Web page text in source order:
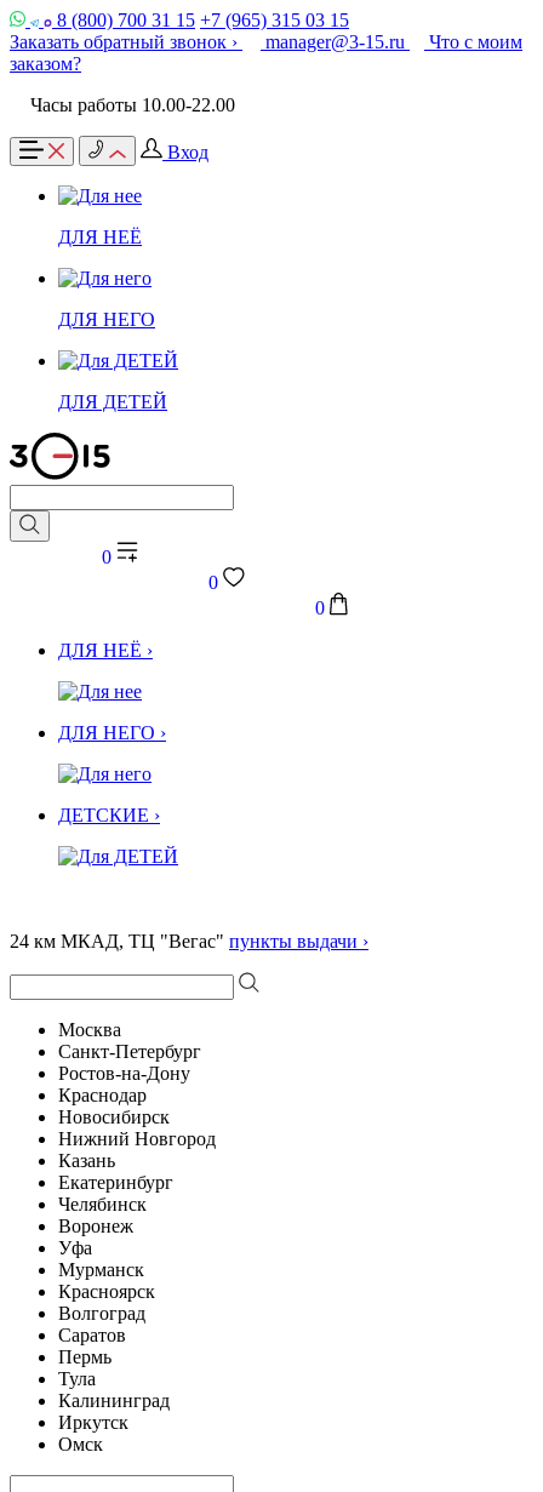
8 (800) 700 31 15 +7 (965) 315 03 15
Заказать обратный звонок ›
manager@3-15.ru
Что с моим
заказом?
Часы работы 10.00-22.00
Вход
ДЛЯ НЕЁ
ДЛЯ НЕГО
ДЛЯ ДЕТЕЙ
0
0
0
ДЛЯ НЕЁ ›
ДЛЯ НЕГО ›
ДЕТСКИЕ ›
24 км МКАД, ТЦ "Вегас" пункты выдачи ›
Москва
Санкт-Петербург
Ростов-на-Дону
Краснодар
Новосибирск
Нижний Новгород
Казань
Екатеринбург
Челябинск
Воронеж
Уфа
Мурманск
Красноярск
Волгоград
Саратов
Пермь
Тула
Калининград
Иркутск
Омск